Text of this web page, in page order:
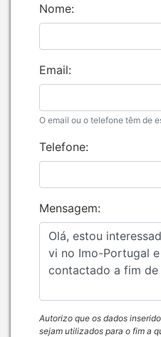
Nome:
Email:
O email ou o telefone têm de
Telefone:
Mensagem:
Autorizo que os dados
sejam utilizados para o fim a